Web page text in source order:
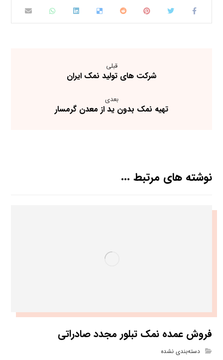
قبلی
شرکت های تولید نمک ایران
بعدی
تهیه نمک بدون ید از معدن گرمسار
نوشته های مرتبط ...
فروش عمده نمک تبلور مجدد صادراتی
دسته‌بندی نشده